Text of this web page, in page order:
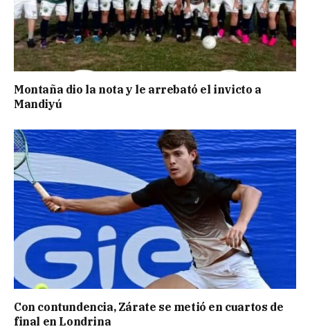
Montaña dio la nota y le arrebató el invicto a
Mandiyú
Con contundencia, Zárate se metió en cuartos de
final en Londrina